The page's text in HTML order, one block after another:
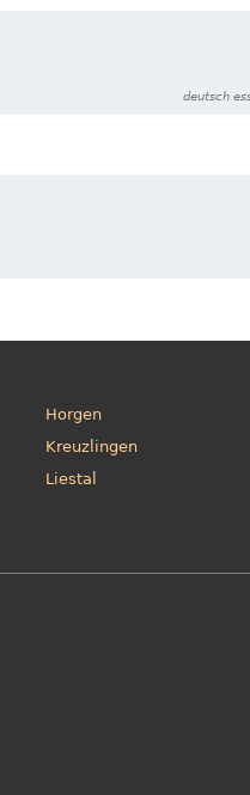
deutsch
Horgen
Kreuzlingen
Liestal